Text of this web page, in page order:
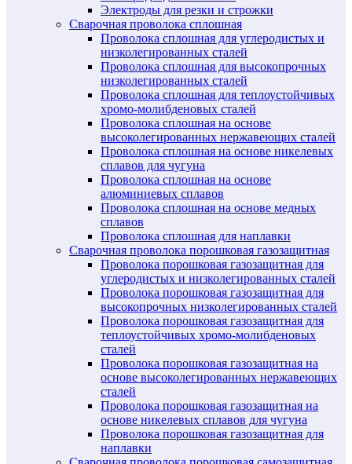
Электроды для резки и строжки
Сварочная проволока сплошная
Проволока сплошная для углеродистых и
низколегированных сталей
Проволока сплошная для высокопрочных
низколегированных сталей
Проволока сплошная для теплоустойчивых
хромо-молибденовых сталей
Проволока сплошная на основе
высоколегированных нержавеющих сталей
Проволока сплошная на основе никелевых
сплавов для чугуна
Проволока сплошная на основе
алюминиевых сплавов
Проволока сплошная на основе медных
сплавов
Проволока сплошная для наплавки
Сварочная проволока порошковая газозащитная
Проволока порошковая газозащитная для
углеродистых и низколегированных сталей
Проволока порошковая газозащитная для
высокопрочных низколегированных сталей
Проволока порошковая газозащитная для
теплоустойчивых хромо-молибденовых
сталей
Проволока порошковая газозащитная на
основе высоколегированных нержавеющих
сталей
Проволока порошковая газозащитная на
основе никелевых сплавов для чугуна
Проволока порошковая газозащитная для
наплавки